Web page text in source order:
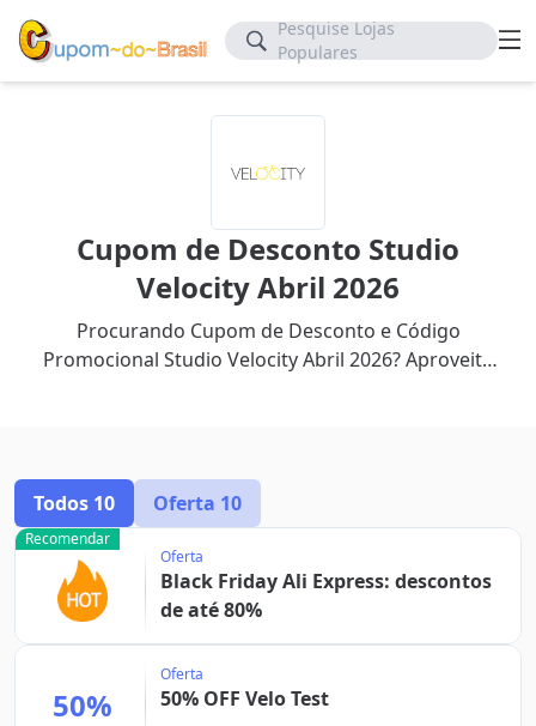
Pesquise Lojas
Populares
Cupom de Desconto Studio
Velocity Abril 2026
Procurando Cupom de Desconto e Código
Promocional Studio Velocity Abril 2026? Aproveite
Todos 10 Oferta 10
Recomendar
Oferta
Black Friday Ali Express: descontos
de até 80%
50%
Oferta
50% OFF Velo Test